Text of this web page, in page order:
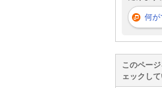
何が
このペー
ェックし